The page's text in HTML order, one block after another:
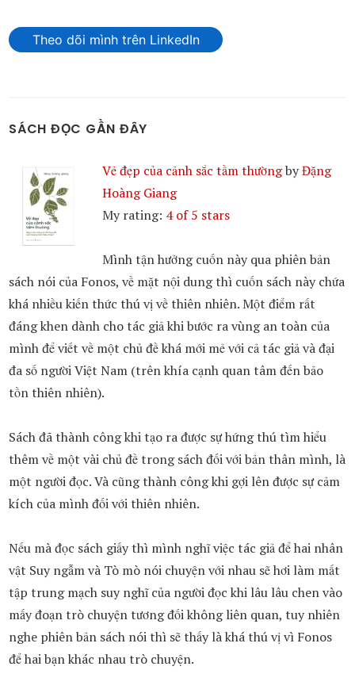
Theo dõi mình trên LinkedIn
SÁCH ĐỌC GẦN ĐÂY
Vẻ đẹp của cảnh sắc tầm thườngbyĐặng
Hoàng Giang
My rating: 4 of 5 stars
Mình tận hưởng cuốn này qua phiên bản
sách nói của Fonos, về mặt nội dung thì cuốn sách này chứa
khá nhiều kiến thức thú vị về thiên nhiên. Một điểm rất
đáng khen dành cho tác giả khi bước ra vùng an toàn của
mình để viết về một chủ đề khá mới mẻ với cả tác giả và đại
đa số người Việt Nam (trên khía cạnh quan tâm đến bảo
tồn thiên nhiên).
Sách đã thành công khi tạo ra được sự hứng thú tìm hiểu
thêm về một vài chủ đề trong sách đối với bản thân mình, là
một người đọc. Và cũng thành công khi gợi lên được sự cảm
kích của mình đối với thiên nhiên.
Nếu mà đọc sách giấy thì mình nghĩ việc tác giả để hai nhân
vật Suy ngẫm và Tò mò nói chuyện với nhau sẽ hơi làm mất
tập trung mạch suy nghĩ của người đọc khi lâu lâu chen vào
mấy đoạn trò chuyện tương đối không liên quan, tuy nhiên
nghe phiên bản sách nói thì sẽ thấy là khá thú vị vì Fonos
để hai bạn khác nhau trò chuyện.